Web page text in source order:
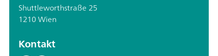
Shuttleworthstraße 25
1210 Wien
Kontakt